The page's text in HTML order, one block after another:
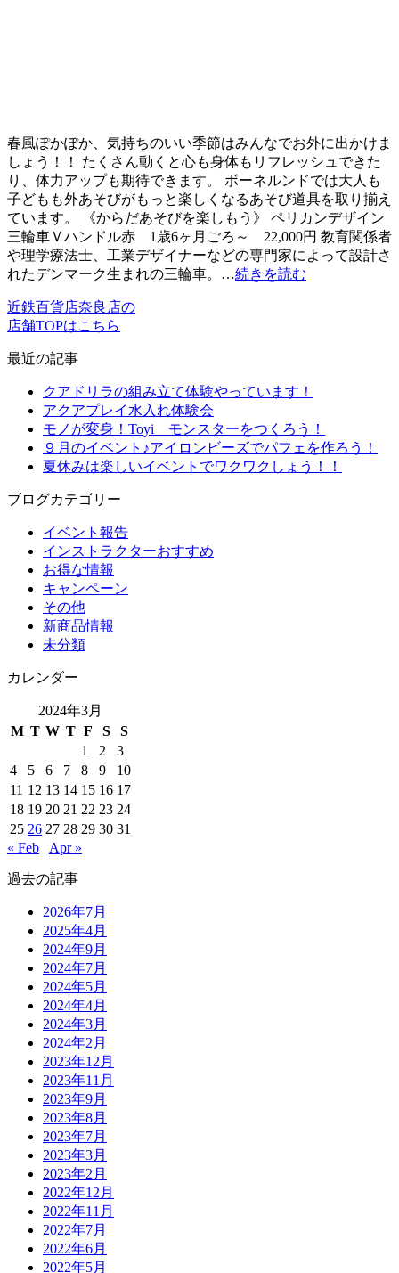
春風ぽかぽか、気持ちのいい季節はみんなでお外に出かけま
しょう！！ たくさん動くと心も身体もリフレッシュできた
り、体力アップも期待できます。 ボーネルンドでは大人も
子どもも外あそびがもっと楽しくなるあそび道具を取り揃え
ています。 《からだあそびを楽しもう》 ペリカンデザイン
三輪車Ｖハンドル赤 1歳6ヶ月ごろ～ 22,000円 教育関係者
や理学療法士、工業デザイナーなどの専門家によって設計さ
れたデンマーク生まれの三輪車。…続きを読む
近鉄百貨店奈良店の
店舗TOPはこちら
最近の記事
クアドリラの組み立て体験やっています！
アクアプレイ水入れ体験会
モノが変身！Toyi モンスターをつくろう！
９月のイベント♪アイロンビーズでパフェを作ろう！
夏休みは楽しいイベントでワクワクしょう！！
ブログカテゴリー
イベント報告
インストラクターおすすめ
お得な情報
キャンペーン
その他
新商品情報
未分類
カレンダー
2024年3月
M T W T F S
S
1
2
3
4
5 6 7 8 9
10
11 12 13 14 15 16 17
18 19 20 21 22 23 24
25 26 27 28 29 30 31
« Feb
Apr »
過去の記事
2026年7月
2025年4月
2024年9月
2024年7月
2024年5月
2024年4月
2024年3月
2024年2月
2023年12月
2023年11月
2023年9月
2023年8月
2023年7月
2023年3月
2023年2月
2022年12月
2022年11月
2022年7月
2022年6月
2022年5月